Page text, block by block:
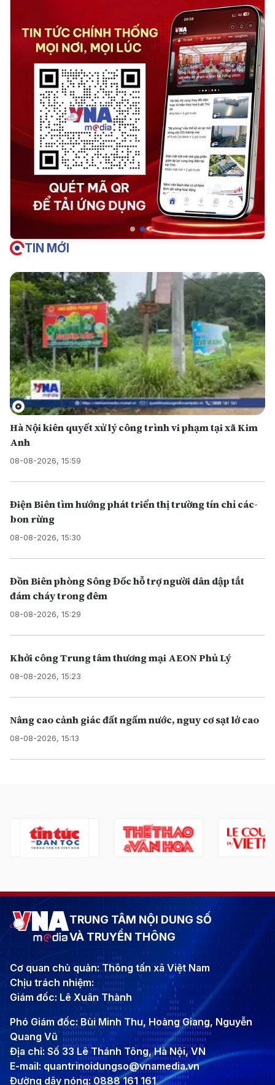
TIN MỚI
Hà Nội kiên quyết xử lý công trình vi phạm tại xã Kim
Anh
08-08-2026, 15:59
Điện Biên tìm hướng phát triển thị trường tín chỉ các-
bon rừng
08-08-2026, 15:30
Đồn Biên phòng Sông Đốc hỗ trợ người dân dập tắt
đám cháy trong đêm
08-08-2026, 15:29
Khởi công Trung tâm thương mại AEON Phủ Lý
08-08-2026, 15:23
Nâng cao cảnh giác đất ngấm nước, nguy cơ sạt lở cao
08-08-2026, 15:13
TRUNG TÂM NỘI DUNG SỐ
VÀ TRUYỀN THÔNG
Cơ quan chủ quản: Thông tấn xã Việt Nam
Chịu trách nhiệm:
Giám đốc: Lê Xuân Thành
Phó Giám đốc: Bùi Minh Thu, Hoàng Giang, Nguyễn
Quang Vũ
Địa chỉ: Số 33 Lê Thánh Tông, Hà Nội, VN
E-mail: quantrinoidungso@vnamedia.vn
Đường dây nóng: 0888 161 161